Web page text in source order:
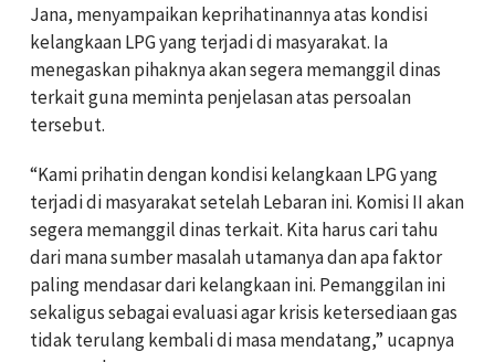
Jana, menyampaikan keprihatinannya atas kondisi
kelangkaan LPG yang terjadi di masyarakat. Ia
menegaskan pihaknya akan segera memanggil dinas
terkait guna meminta penjelasan atas persoalan
tersebut.
“Kami prihatin dengan kondisi kelangkaan LPG yang
terjadi di masyarakat setelah Lebaran ini. Komisi II akan
segera memanggil dinas terkait. Kita harus cari tahu
dari mana sumber masalah utamanya dan apa faktor
paling mendasar dari kelangkaan ini. Pemanggilan ini
sekaligus sebagai evaluasi agar krisis ketersediaan gas
tidak terulang kembali di masa mendatang,” ucapnya